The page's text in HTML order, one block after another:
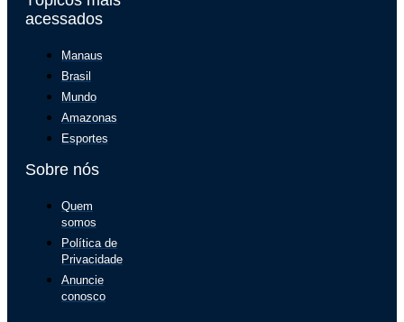
acessados
Manaus
Brasil
Mundo
Amazonas
Esportes
Sobre nós
Quem
somos
Política de
Privacidade
Anuncie
conosco